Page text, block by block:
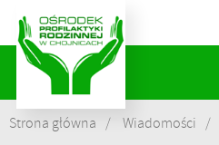
Strona główna Wiadomości